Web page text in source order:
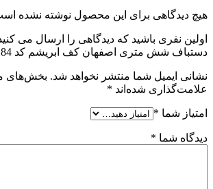
هیچ دیدگاهی برای این محصول نوشته نشده
اولین نفری باشید که دیدگاهی را ارسال می
دستباف شش متری اصفهان کف ابریشم کد 014284”
نشانی ایمیل شما منتشر نخواهد شد. بخش‌های
علامت‌گذاری شده‌اند *
امتیاز شما *
دیدگاه شما *